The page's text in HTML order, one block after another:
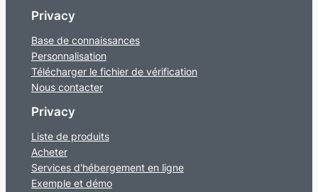
Privacy
Base de connaissances
Personnalisation
Télécharger le fichier de vérification
Nous contacter
Privacy
Liste de produits
Acheter
Services d'hébergement en ligne
Exemple et démo